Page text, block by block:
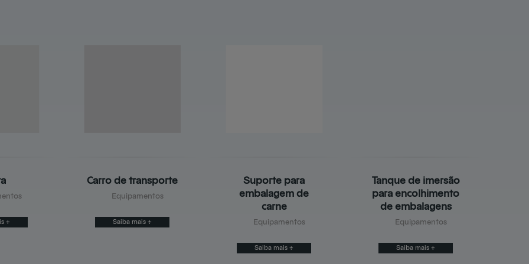
+
Carro de transporte
Equipamentos
Saiba mais +
Suporte para
embalagem de
carne
Equipamentos
Saiba mais +
Tanque de imersão
para encolhimento
de embalagens
Equipamentos
Saiba mais +